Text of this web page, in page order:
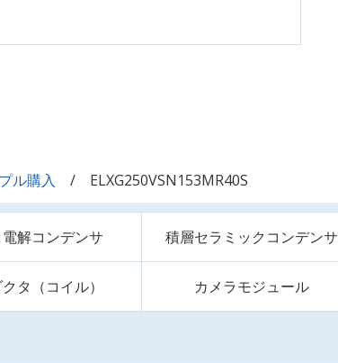
ル購入 ELXG250VSN153MR40S
解コンデンサ 積層セラミックコンデンサ
タ（コイル） カメラモジュール